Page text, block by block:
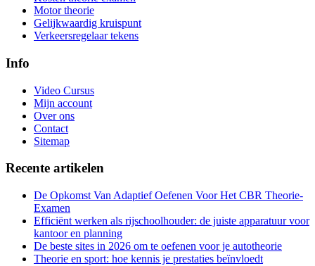
Motor theorie
Gelijkwaardig kruispunt
Verkeersregelaar tekens
Info
Video Cursus
Mijn account
Over ons
Contact
Sitemap
Recente artikelen
De Opkomst Van Adaptief Oefenen Voor Het CBR Theorie-
Examen
Efficiënt werken als rijschoolhouder: de juiste apparatuur voor
kantoor en planning
De beste sites in 2026 om te oefenen voor je autotheorie
Theorie en sport: hoe kennis je prestaties beïnvloedt